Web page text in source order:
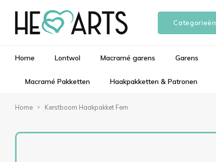
Categorieën
Home Lontwol Macramé garens Garens
Macramé Pakketten Haakpakketten & Patronen
Home Kerstboom Haakpakket Fern